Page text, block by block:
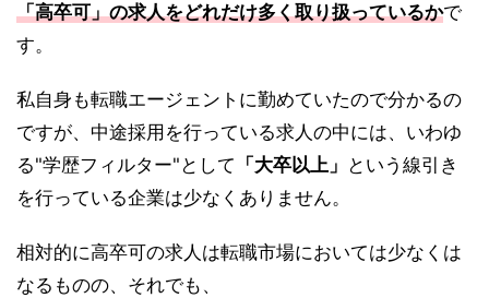
「高卒可」の求人をどれだけ多く取り扱っているかで
す。
私自身も転職エージェントに勤めていたので分かるの
ですが、中途採用を行っている求人の中には、いわゆ
る"学歴フィルター"として 「大卒以上」 という線引き
を行っている企業は少なくありません。
相対的に高卒可の求人は転職市場においては少なくは
なるものの、それでも、